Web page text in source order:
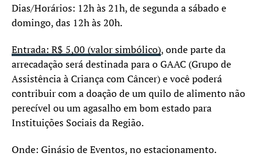
Dias/Horários: 12h às 21h, de segunda a sábado e
domingo, das 12h às 20h.
Entrada: R$ 5,00 (valor simbólico), onde parte da
arrecadação será destinada para o GAAC (Grupo de
Assistência à Criança com Câncer) e você poderá
contribuir com a doação de um quilo de alimento não
perecível ou um agasalho em bom estado para
Instituições Sociais da Região.
Onde: Ginásio de Eventos, no estacionamento.